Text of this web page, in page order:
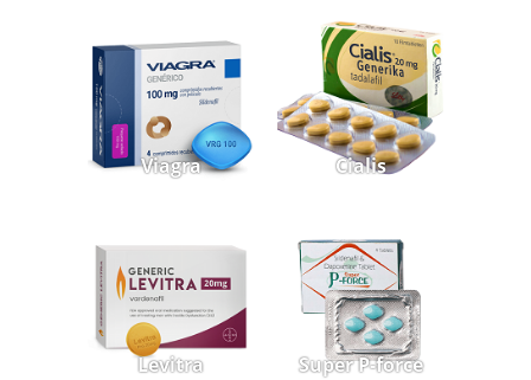
Viagra Cialis
Levitra Super P-force